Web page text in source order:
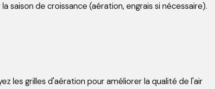
de croissance (aération, engrais si nécessaire).
les grilles d'aération pour améliorer la qualité de l'air